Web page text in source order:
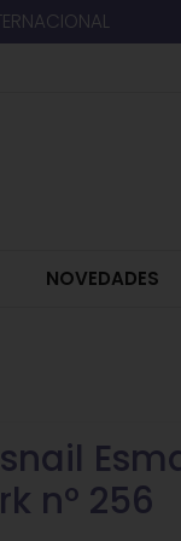
NOVEDADES
nº 256